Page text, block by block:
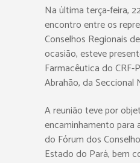
Na última terça-feira,
encontro entre os
Conselhos Regionais
ocasião, esteve
Farmacêutica do CRF-
Abrahão, da Seccional
A reunião teve por
encaminhamento para
do Fórum dos
Estado do Pará, bem